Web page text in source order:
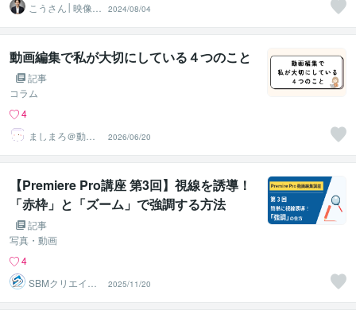
こうさん│映像×
AI×SNS
2024/08/04
動画編集で私が大切にしている４つのこと
記事
コラム
4
ましまろ＠動画
編集
2026/06/20
【Premiere Pro講座 第3回】視線を誘導！
「赤枠」と「ズーム」で強調する方法
記事
写真・動画
4
SBMクリエイト
｜教材・マニュ
アル動画
2025/11/20